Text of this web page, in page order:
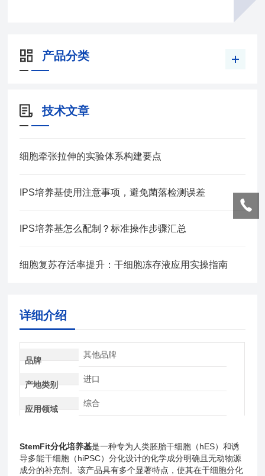
产品分类
技术文章
细胞牵张拉伸的实验体系构建要点
IPS培养基使用注意事项，避免菌落检测误差
IPS培养基怎么配制？标准操作步骤汇总
细胞复苏存活率提升：干细胞冻存液应用实操指南
详细介绍
品牌
其他品牌
产地类别
进口
应用领域
综合
StemFit分化培养基是一种专为人类胚胎干细胞（hES）和诱
导多能干细胞（hiPSC）分化设计的化学成分明确且无动物源
成分的补充剂。该产品具有多个显著特点，使其在干细胞分化